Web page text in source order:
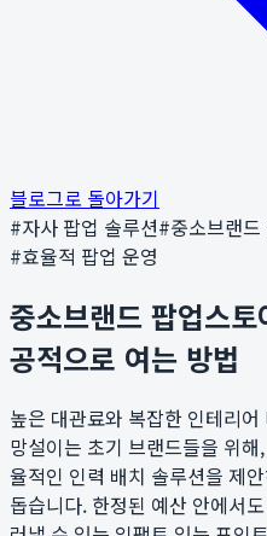
블로그로 돌아가기
#자사 팝업 솔루션#중소브랜드
#효율적 팝업 운영
중소브랜드 팝업스
공적으로 여는 방법
높은 대관료와 복잡한 인테리
망설이는 초기 브랜드들을 위
율적인 인력 배치 솔루션을 제
돕습니다. 한정된 예산 안에서